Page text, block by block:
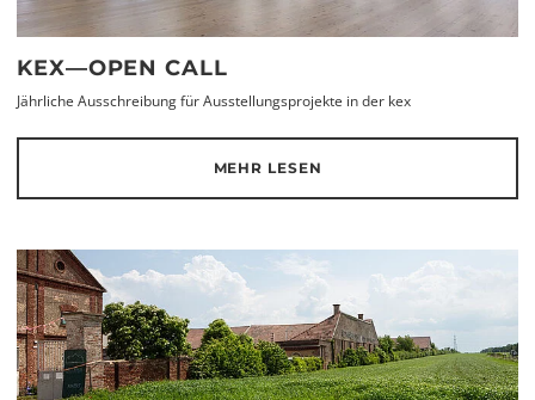
KEX—OPEN CALL
Jährliche Ausschreibung für Ausstellungsprojekte in der kex
MEHR LESEN